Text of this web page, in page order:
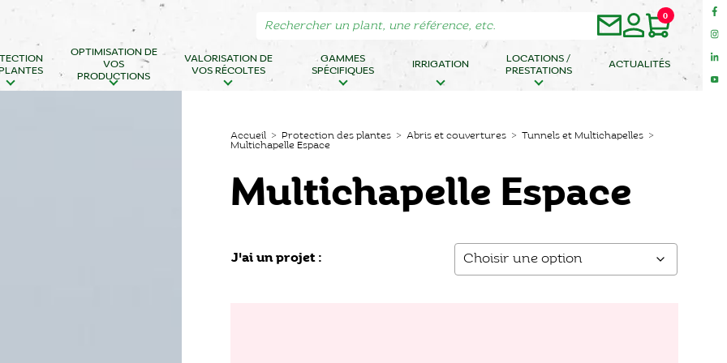
0
OPTIMISATION DE
VOS
PRODUCTIONS
VALORISATION DE
VOS RÉCOLTES
GAMMES
SPÉCIFIQUES
IRRIGATION
LOCATIONS /
PRESTATIONS
ACTUALITÉS
Accueil > Protection des plantes > Abris et couvertures > Tunnels et Multichapelles >
Multichapelle Espace
Multichapelle Espace
J'ai un projet :